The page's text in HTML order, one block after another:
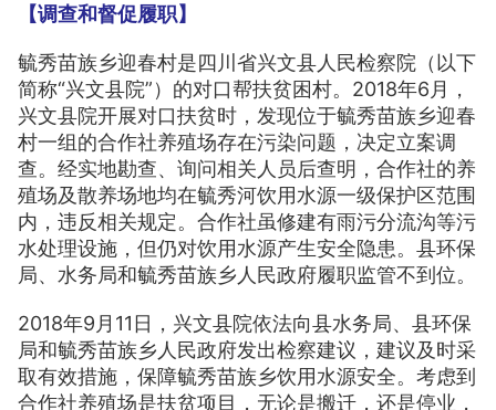
【调查和督促履职】
毓秀苗族乡迎春村是四川省兴文县人民检察院（以下
简称“兴文县院”）的对口帮扶贫困村。2018年6月，
兴文县院开展对口扶贫时，发现位于毓秀苗族乡迎春
村一组的合作社养殖场存在污染问题，决定立案调
查。经实地勘查、询问相关人员后查明，合作社的养
殖场及散养场地均在毓秀河饮用水源一级保护区范围
内，违反相关规定。合作社虽修建有雨污分流沟等污
水处理设施，但仍对饮用水源产生安全隐患。县环保
局、水务局和毓秀苗族乡人民政府履职监管不到位。
2018年9月11日，兴文县院依法向县水务局、县环保
局和毓秀苗族乡人民政府发出检察建议，建议及时采
取有效措施，保障毓秀苗族乡饮用水源安全。考虑到
合作社养殖场是扶贫项目，无论是搬迁，还是停业，